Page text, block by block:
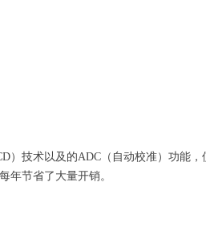
）技术以及的ADC（自动校准）功能
年节省了大量开销。